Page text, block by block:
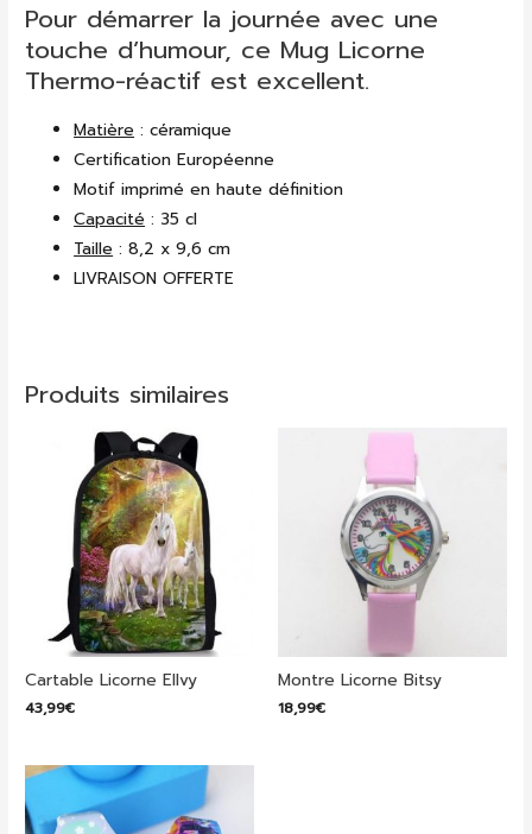
Pour démarrer la journée avec une
touche d’humour, ce Mug Licorne
Thermo-réactif est excellent.
Matière : céramique
Certification Européenne
Motif imprimé en haute définition
Capacité : 35 cl
Taille : 8,2 x 9,6 cm
LIVRAISON OFFERTE
Produits similaires
Cartable Licorne Ellvy
43,99€
Montre Licorne Bitsy
18,99€